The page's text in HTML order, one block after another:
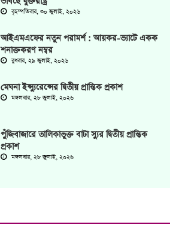
বৃহস্পতিবার, ৩০ জুলাই, ২০২৬
আইএমএফের নতুন পরামর্শ : আয়কর-ভ্যাটে একক
শনাক্তকরণ নম্বর
বুধবার, ২৯ জুলাই, ২০২৬
মেঘনা ইন্স্যুরেন্সের দ্বিতীয় প্রান্তিক প্রকাশ
মঙ্গলবার, ২৮ জুলাই, ২০২৬
পুঁজিবাজারে তালিকাভুক্ত বাটা স্যুর দ্বিতীয় প্রান্তিক
প্রকাশ
মঙ্গলবার, ২৮ জুলাই, ২০২৬